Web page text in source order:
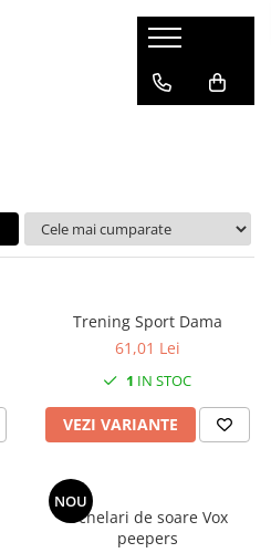
Trening Sport Dama
61,01 Lei
1 IN STOC
VEZI VARIANTE
NOU
Ochelari de soare Vox
peepers